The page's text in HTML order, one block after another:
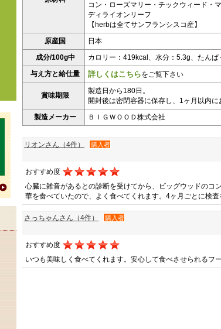
コン・ローズマリー・チックウィード・
ディライオンリーフ
【herbは全てサンフランシスコ産】
原産国
日本
成分/100g中
カロリー：419kcal、水分：5.3g、たん
与え方と給仕量
詳しくはこちらをご覧下さい
賞味期限
製造日から180日。
開封後は密閉容器に保存し、1ヶ月以内に
製造メーカー
ＢＩＧＷＯＯＤ株式会社
リオンさん（4件） 購入者
おすすめ度
心臓に雑音があるとの診断を受けてから、ビッグウッドのコ
華を食べていたので、よく食べてくれます。4ヶ月ごとに検
さっちゃんさん（4件） 購入者
おすすめ度
いつも美味しく食べてくれます。安心して食べさせられるフー